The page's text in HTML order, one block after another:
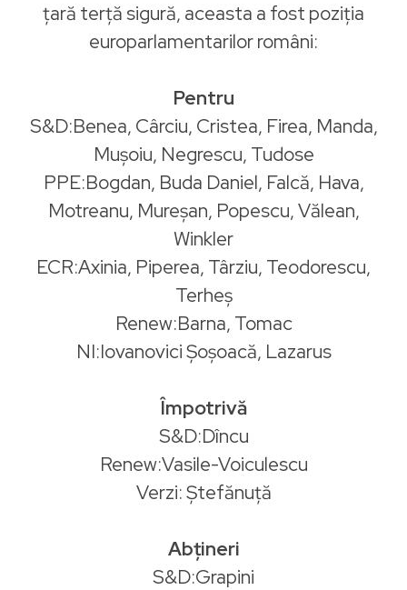
țară terță sigură, aceasta a fost poziția
europarlamentarilor români:
Pentru
S&D:Benea, Cârciu, Cristea, Firea, Manda,
Muşoiu, Negrescu, Tudose
PPE:Bogdan, Buda Daniel, Falcă, Hava,
Motreanu, Mureşan, Popescu, Vălean,
Winkler
ECR:Axinia, Piperea, Târziu, Teodorescu,
Terheş
Renew:Barna, Tomac
NI:Iovanovici Şoşoacă, Lazarus
Împotrivă
S&D:Dîncu
Renew:Vasile-Voiculescu
Verzi: Ștefănuță
Abțineri
S&D:Grapini